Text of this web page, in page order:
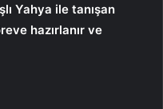
Yahya ile tanışan
hazırlanır ve